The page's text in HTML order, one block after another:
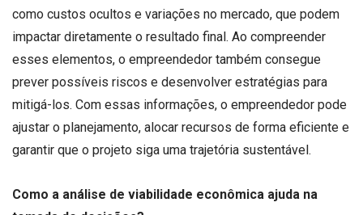
como custos ocultos e variações no mercado, que podem
impactar diretamente o resultado final. Ao compreender
esses elementos, o empreendedor também consegue
prever possíveis riscos e desenvolver estratégias para
mitigá-los. Com essas informações, o empreendedor pode
ajustar o planejamento, alocar recursos de forma eficiente e
garantir que o projeto siga uma trajetória sustentável.
Como a análise de viabilidade econômica ajuda na